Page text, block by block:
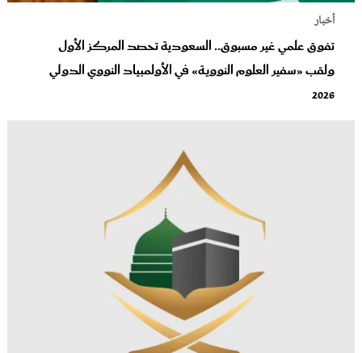
أخبار
تفوق علمي غير مسبوق.. السعودية تحصد المركز الأول
ولقب «سفير العلوم النووية» في الأولمبياد النووي الدولي
2026